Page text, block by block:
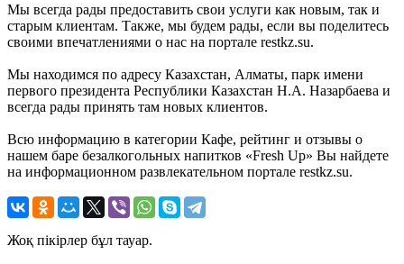
Мы всегда рады предоставить свои услуги как новым, так и
старым клиентам. Также, мы будем рады, если вы поделитесь
своими впечатлениями о нас на портале restkz.su.
Мы находимся по адресу Казахстан, Алматы, парк имени
первого президента Республики Казахстан Н.А. Назарбаева и
всегда рады принять там новых клиентов.
Всю информацию в категории Кафе, рейтинг и отзывы о
нашем баре безалкогольных напитков «Fresh Up» Вы найдете
на информационном развлекательном портале restkz.su.
Жоқ пікірлер бұл тауар.